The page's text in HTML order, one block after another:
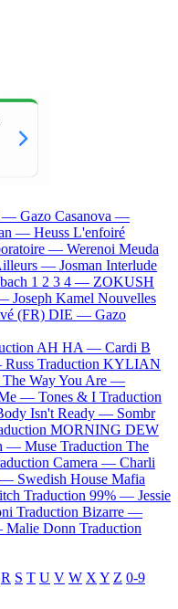
— Gazo Casanova —
— Heuss L'enfoiré
— Werenoi Meuda
— Josman Interlude
1 2 3 4 — ZOKUSH
Joseph Kamel Nouvelles
(FR) DIE — Gazo
AH HA — Cardi B
Russ Traduction KYLIAN
The Way You Are —
Me — Tones & I Traduction
Isn't Ready — Sombr
MORNING DEW
— Muse Traduction The
Camera — Charli
— Swedish House Mafia
Traduction 99% — Jessie
Traduction Bizarre —
Malie Donn Traduction
R S T U V W X Y Z 0-9